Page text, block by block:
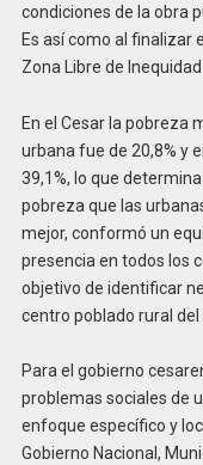
condiciones de la obra
Es así como al finalizar
Zona Libre de Inequidad
En el Cesar la pobreza
urbana fue de 20,8% y
39,1%, lo que
pobreza que las
mejor, conformó un
presencia en todos los
objetivo de identificar
centro poblado rural del
Para el gobierno
problemas sociales de
enfoque específico y
Gobierno Nacional,